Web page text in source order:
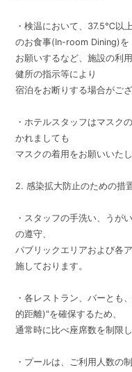
・検温において、37.5℃以
のお食事(In-room Dining)を
お願いするなど、施設の利
健所の指示等により
宿泊をお断りする場合がござ
・ホテルスタッフはマスク
かれましても
マスクの着用をお願いいたし
2. 感染拡大防止のための措
・スタッフの手洗い、うが
の遵守、
パブリックエリアおよび各
施しております。
・各レストラン、バーとも
的距離)"を確保するため、
通常時に比べ座席数を制限
・プールは、ご利用人数の